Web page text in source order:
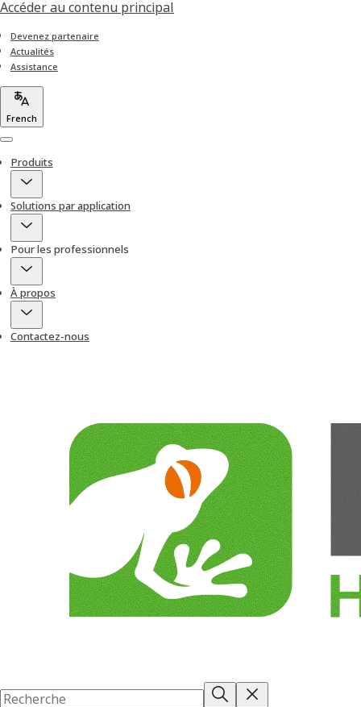
Accéder au contenu principal
Devenez partenaire
Actualités
Assistance
French
Menu
Produits
Solutions par application
Pour les professionnels
À propos
Contactez-nous